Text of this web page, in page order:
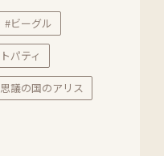
#ビーグル
パティ
議の国のアリス